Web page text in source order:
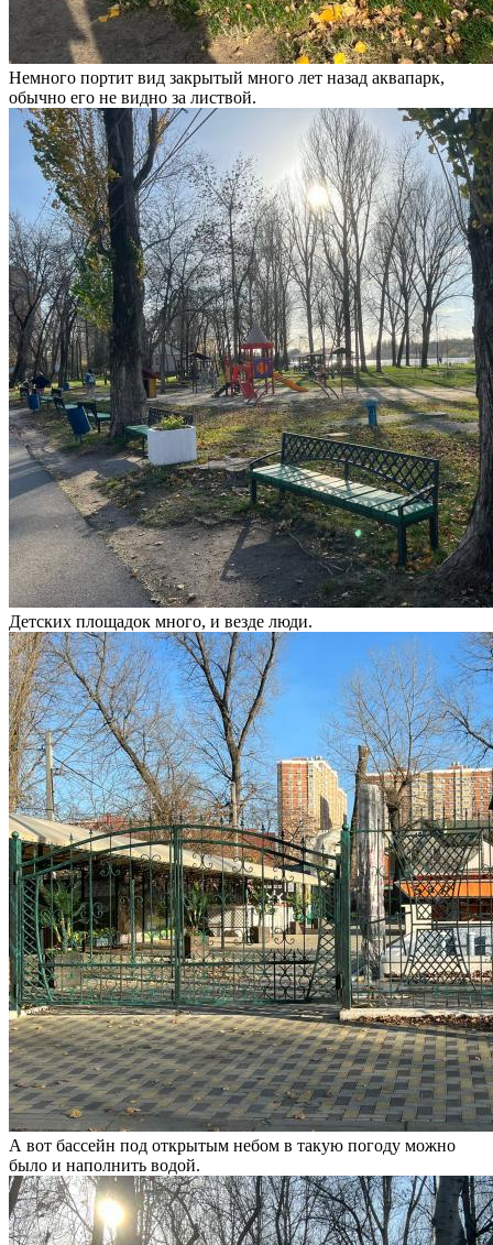
Немного портит вид закрытый много лет назад аквапарк,
обычно его не видно за листвой.
Детских площадок много, и везде люди.
А вот бассейн под открытым небом в такую погоду можно
было и наполнить водой.